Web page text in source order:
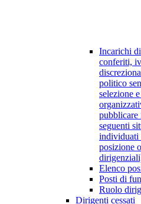
Incarichi
conferiti,
politico
selezione
pubblicare
seguenti
individuati
posizione
Elenco
Posti di
Ruolo
Dirigenti cessati